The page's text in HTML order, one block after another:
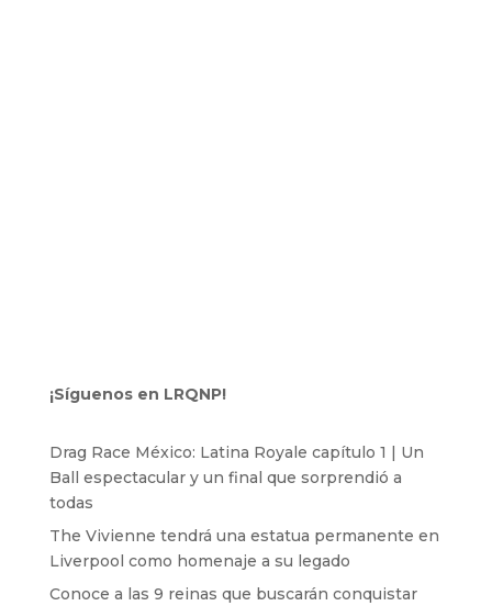
¡Síguenos en LRQNP!
Drag Race México: Latina Royale capítulo 1 | Un
Ball espectacular y un final que sorprendió a
todas
The Vivienne tendrá una estatua permanente en
Liverpool como homenaje a su legado
Conoce a las 9 reinas que buscarán conquistar